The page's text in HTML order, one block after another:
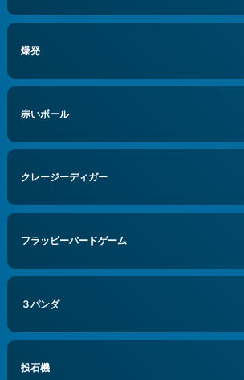
爆発
赤いボール
クレージーディガー
フラッピーバードゲーム
３パンダ
投石機